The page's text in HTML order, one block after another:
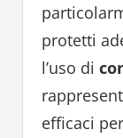
protetti
l’uso di
efficaci